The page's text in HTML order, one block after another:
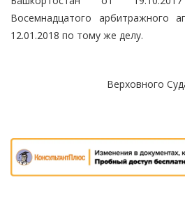
Восемнадцатого арбитражного
12.01.2018 по тому же делу.
Верховного